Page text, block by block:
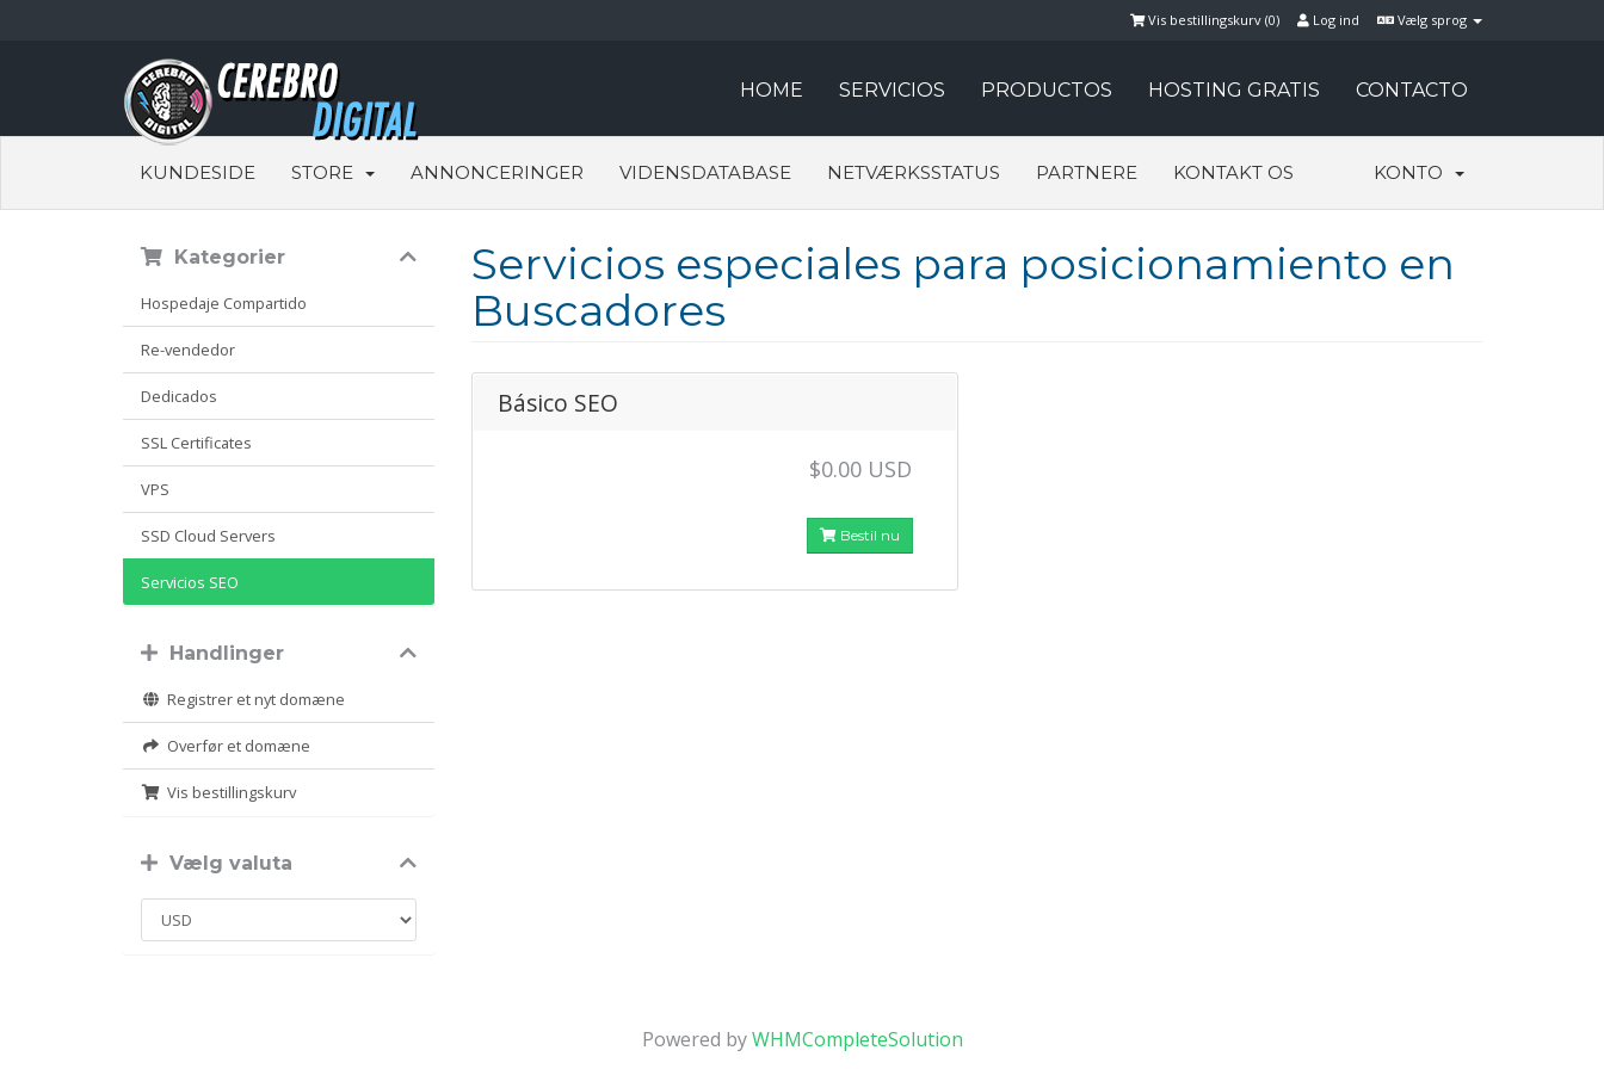
Vælg sprog
Log ind
Vis bestillingskurv (0)
HOME SERVICIOS PRODUCTOS HOSTING GRATIS CONTACTO
KUNDESIDE STORE ANNONCERINGER VIDENSDATABASE NETVÆRKSSTATUS PARTNERE KONTAKT OS KONTO
Servicios especiales para posicionamiento en
Buscadores
Kategorier
Hospedaje Compartido
Re-vendedor
Dedicados
SSL Certificates
VPS
SSD Cloud Servers
Servicios SEO
Handlinger
Registrer et nyt domæne
Overfør et domæne
Vis bestillingskurv
Vælg valuta
Básico SEO
$0.00 USD
Bestil nu
Powered byWHMCompleteSolution